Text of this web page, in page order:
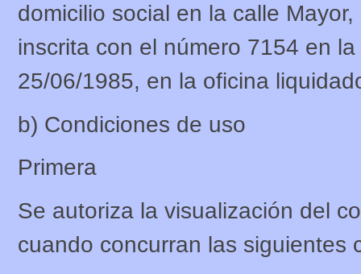
domicilio social en la calle
inscrita con el número 7154 en
25/06/1985, en la oficina
b) Condiciones de uso
Primera
Se autoriza la visualización del
cuando concurran las siguientes